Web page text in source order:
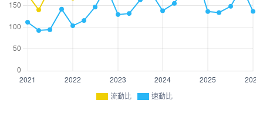
流動比 速動比